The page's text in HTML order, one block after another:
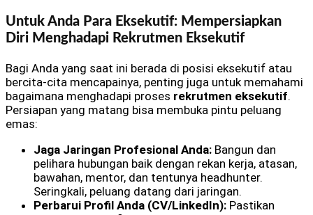
Untuk Anda Para Eksekutif: Mempersiapkan
Diri Menghadapi Rekrutmen Eksekutif
Bagi Anda yang saat ini berada di posisi eksekutif atau
bercita-cita mencapainya, penting juga untuk memahami
bagaimana menghadapi proses rekrutmen eksekutif.
Persiapan yang matang bisa membuka pintu peluang
emas:
Jaga Jaringan Profesional Anda: Bangun dan
pelihara hubungan baik dengan rekan kerja, atasan,
bawahan, mentor, dan tentunya headhunter.
Seringkali, peluang datang dari jaringan.
Perbarui Profil Anda (CV/LinkedIn): Pastikan